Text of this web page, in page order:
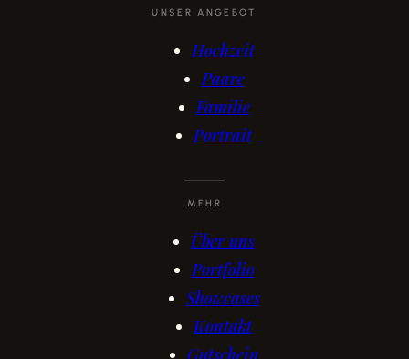
UNSER ANGEBOT
Hochzeit
Paare
Familie
Portrait
MEHR
Über uns
Portfolio
Showcases
Kontakt
Gutschein